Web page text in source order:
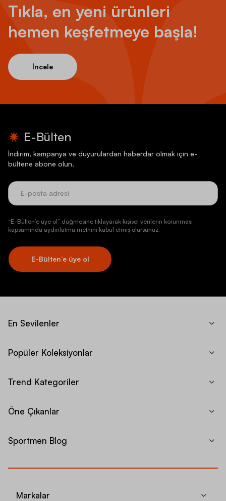
Tıkla, en yeni ürünleri
hemen keşfetmeye başla!
İncele
E-Bülten
İndirim, kampanya ve duyurulardan haberdar olmak için e-
bültene abone olun.
“E-Bülten’e üye ol” düğmesine tıklayarak kişisel verilerin korunması
kapsamında aydınlatma metnini kabul etmiş olursunuz.
E-Bülten’e üye ol
En Sevilenler
Popüler Koleksiyonlar
Trend Kategoriler
Öne Çıkanlar
Sportmen Blog
Markalar